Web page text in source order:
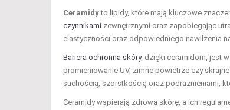
Ceramidyto lipidy, które mają kluczowe
czynnikami zewnętrznymi oraz zapobiegając
elastyczności oraz odpowiedniego nawilżenia
Bariera ochronna skóry, dzięki ceramidom, jest
promieniowanie UV, zimne powietrze czy
suchością, szorstkością oraz podrażnieniami,
Ceramidy wspierają zdrową skórę, a ich